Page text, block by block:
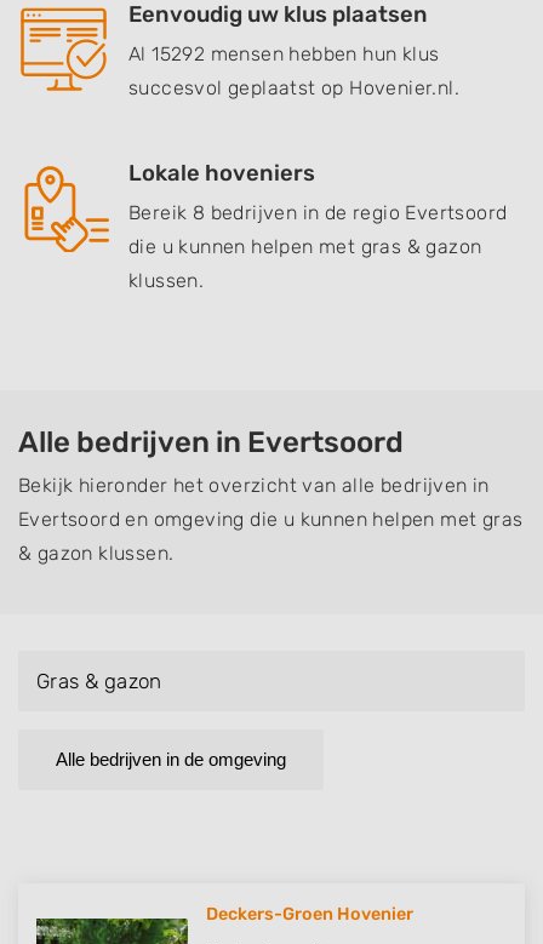
Eenvoudig uw klus plaatsen
Al 15292 mensen hebben hun klus
succesvol geplaatst op Hovenier.nl.
Lokale hoveniers
Bereik 8 bedrijven in de regio Evertsoord
die u kunnen helpen met gras & gazon
klussen.
Alle bedrijven in Evertsoord
Bekijk hieronder het overzicht van alle bedrijven in
Evertsoord en omgeving die u kunnen helpen met gras
& gazon klussen.
Gras & gazon
Alle bedrijven in de omgeving
Deckers-Groen Hovenier